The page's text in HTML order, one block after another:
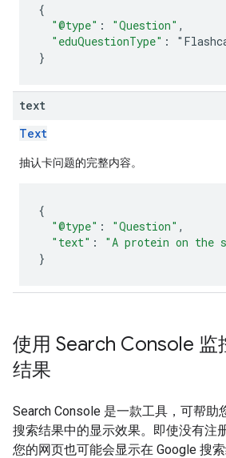
{
"@type" : "Question" ,
"eduQuestionType" : "
}
text
Text
抽认卡问题的完整内容。
{
"@type" : "Question" ,
"text" :
"A protein on the
}
使用 Search Console 监
结果
Search Console 是一款工具，可帮助
搜索结果中的显示效果。即使没有注
您的网页也可能会显示在 Google 搜